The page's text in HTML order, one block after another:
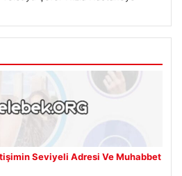
Seviyeli Adresi Ve Muhabbet